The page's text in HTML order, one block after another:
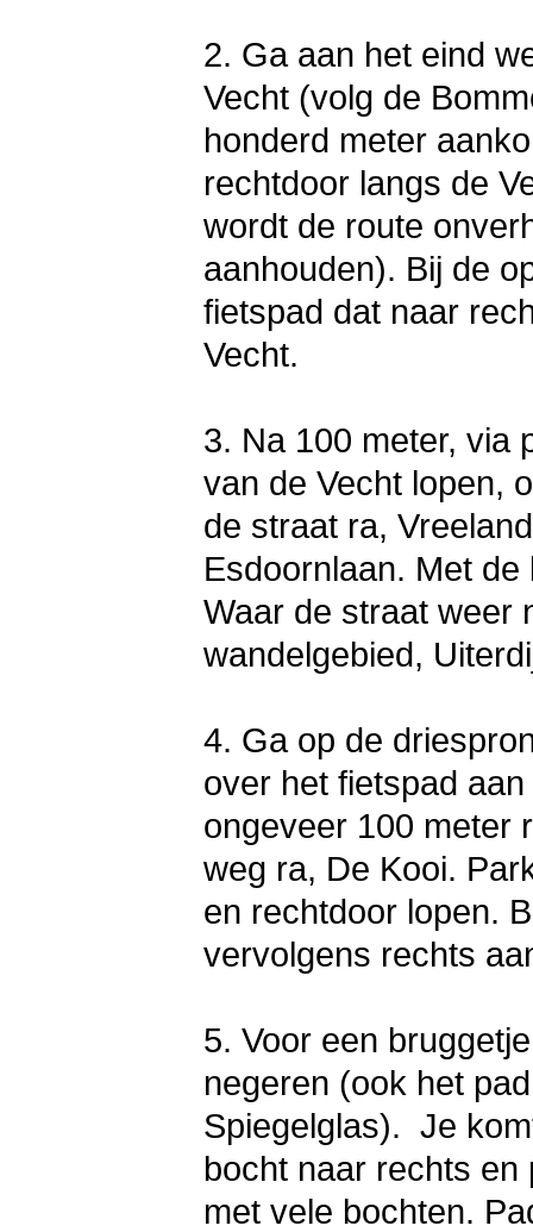
2. Ga aan het eind
Vecht (volg de
honderd meter
rechtdoor langs de
wordt de route
aanhouden). Bij de
fietspad dat naar
Vecht.
3. Na 100 meter, via
van de Vecht lopen,
de straat ra,
Esdoornlaan. Met
Waar de straat weer
wandelgebied,
4. Ga op de
over het fietspad
ongeveer 100 meter
weg ra, De Kooi.
en rechtdoor lopen.
vervolgens rechts
5. Voor een
negeren (ook het
Spiegelglas). Je
bocht naar rechts
met vele bochten.